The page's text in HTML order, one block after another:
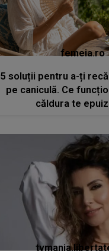
femeia.ro
5 soluții pentru a-ți
pe caniculă. Ce
căldura te